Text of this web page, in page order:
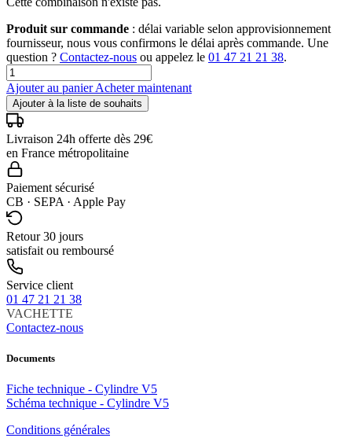
Produit sur commande : délai variable selon approvisionnement
fournisseur, nous vous confirmons le délai après commande. Une
question ? Contactez-nous ou appelez le 01 47 21 21 38.
Ajouter au panierAcheter maintenant
Ajouter à la liste de souhaits
Livraison 24h offerte dès 29€
en France métropolitaine
Paiement sécurisé
CB · SEPA · Apple Pay
Retour 30 jours
satisfait ou remboursé
Service client
01 47 21 21 38
VACHETTE
Contactez-nous
Documents
Fiche technique - Cylindre V5
Schéma technique - Cylindre V5
Conditions générales